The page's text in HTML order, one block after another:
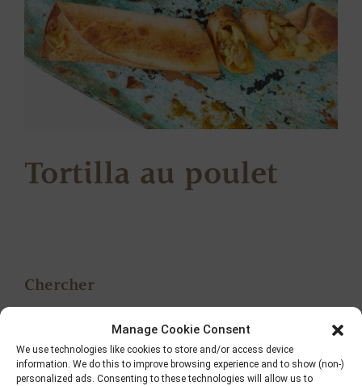
Manage Cookie Consent
We use technologies like cookies to store and/or access device
information. We do this to improve browsing experience and to show (non-)
personalized ads. Consenting to these technologies will allow us to
Tortilla au poulet
Chercher